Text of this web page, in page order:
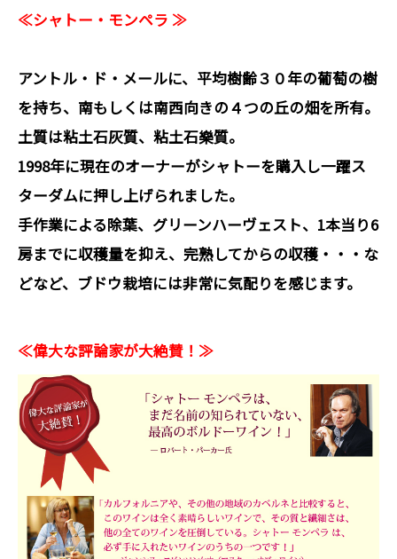
≪シャトー・モンペラ ≫
アントル・ド・メールに、平均樹齢３０年の葡萄の樹
を持ち、南もしくは南西向きの４つの丘の畑を所有。
土質は粘土石灰質、粘土石樂質。
1998年に現在のオーナーがシャトーを購入し一躍ス
ターダムに押し上げられました。
手作業による除葉、グリーンハーヴェスト、1本当り6
房までに収穫量を抑え、完熟してからの収穫・・・な
どなど、ブドウ栽培には非常に気配りを感じます。
≪偉大な評論家が大絶賛！≫